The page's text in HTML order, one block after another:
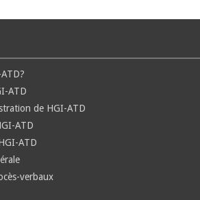
ATD
de HGI-ATD
ATD
ATD
verbaux